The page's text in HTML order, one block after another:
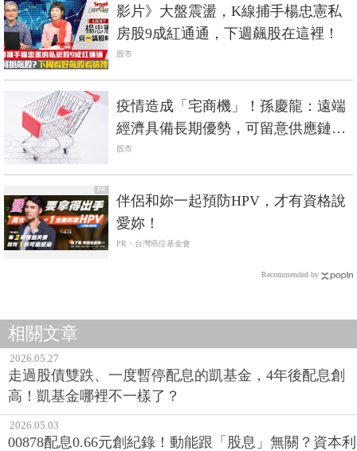
影片》大盤震盪，K線捕手楊忠憲私
房股9成紅通通，下週飆股在這裡！
股市
疫情造成「宅商機」！孫慶龍：遠端
經濟具備長期優勢，可留意供應鏈廠
商
股市
PR
伴侶和妳一起預防HPV，才有資格說
愛妳！
PR・台灣癌症基金會
Recommended by
相關文章
2026.05.27
走過股債雙跌、一度暫停配息的凱基金，4年後配息創
高！凱基金哪裡不一樣了？
2026.05.03
00878配息0.66元創紀錄！動能跟「股息」無關？資本利